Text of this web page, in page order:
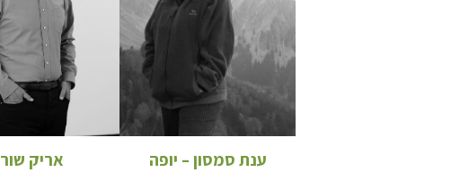
ענת סמסון – יופה אריק שור